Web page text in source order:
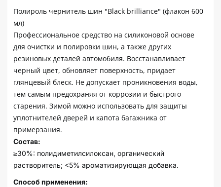
Полироль чернитель шин "Black brilliance" (флакон 600
мл)
Профессиональное средство на силиконовой основе
для очистки и полировки шин, а также других
резиновых деталей автомобиля. Восстанавливает
черный цвет, обновляет поверхность, придает
глянцевый блеск. Не допускает проникновения воды,
тем самым предохраняя от коррозии и быстрого
старения. Зимой можно использовать для защиты
уплотнителей дверей и капота багажника от
примерзания.
Состав:
≥30%: полидиметилсилоксан, органический
растворитель; <5% ароматизирующая добавка.
Способ применения: